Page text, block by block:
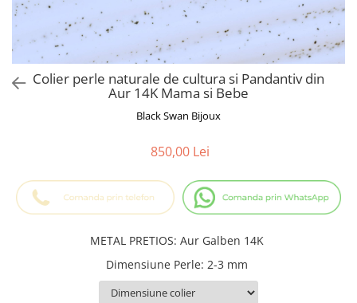
Cadouri pentru Absolvire
Cadou Educatoare / Invatatoare /
Profesoare
Cadouri Cupluri
Cercei din aur
Bijuterii Profesii
Bijuterii Pasiuni & Hobby
Bijuterii Tematice Sport
Bijuterii cu mesaj Motivational
Bijuterii personalizate cu poza
Colier perle naturale de cultura si Pandantiv din
Aur 14K Mama si Bebe
Black Swan Bijoux
850,00 Lei
METAL PRETIOS: Aur Galben 14K
Dimensiune Perle: 2-3 mm